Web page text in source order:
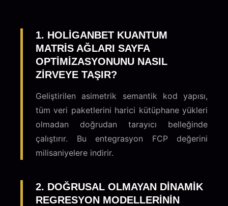
1. HOLIGANBET KUANTUM
MATRIS AĞLARI SAYFA
OPTIMIZASYONUNU NASIL
ZIRVEYE TAŞIR?
Geliştirilen asimetrik semantik kod yapısı,
tüm veri paketlerini harici kütüphane yükleri
olmadan doğrudan tarayıcı belleğinde
çalıştırır. Bu entegrasyon FCP değerini
milisaniyelere indirir.
2. DOĞRUSAL OLMAYAN DINAMIK
REGRESYON MODELLERININ